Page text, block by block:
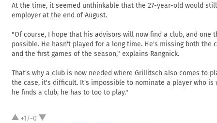
At the time, it seemed unthinkable that the 27-year-old would
employer at the end of August.
"Of course, I hope that his advisors will now find a club, and one
possible. He hasn't played for a long time. He's missing both the
and the first games of the season," explains Rangnick.
That's why a club is now needed where Grillitsch also comes to
the case, it's difficult. It's impossible to nominate a player who is
he finds a club, he has to too to play."
+1/-0